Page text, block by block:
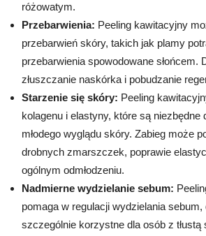
różowatym.
Przebarwienia: Peeling kawitacyjny
przebarwień skóry, takich jak plamy
przebarwienia spowodowane słońcem.
złuszczanie naskórka i pobudzanie
Starzenie się skóry: Peeling
kolagenu i elastyny, które są niezbędne
młodego wyglądu skóry. Zabieg może
drobnych zmarszczek, poprawie
ogólnym odmłodzeniu.
Nadmierne wydzielanie sebum:
pomaga w regulacji wydzielania
szczególnie korzystne dla osób z tłustą